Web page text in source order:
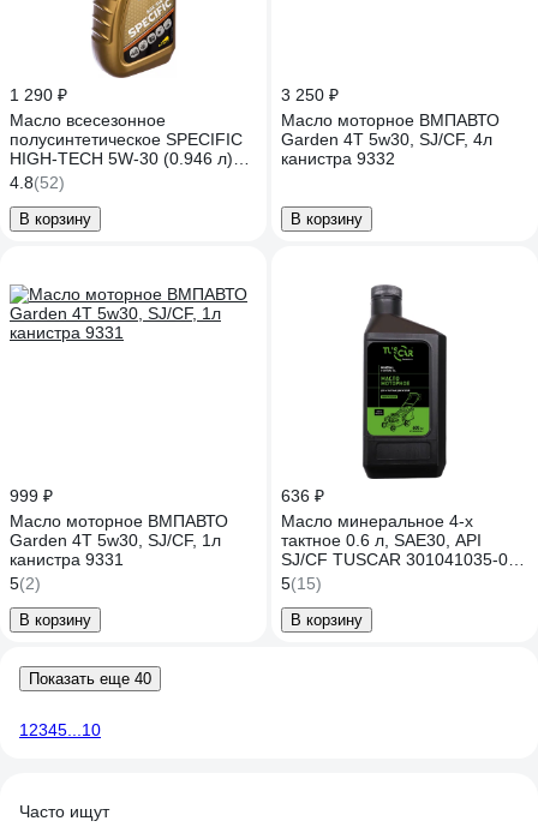
1 290 ₽
Масло всесезонное
полусинтетическое SPECIFIC
HIGH-TECH 5W-30 (0.946 л)
для 4-х тактных двигателей
Patriot 850030595
4.8(52)
В корзину
3 250 ₽
Масло моторное ВМПАВТО
Garden 4Т 5w30, SJ/CF, 4л
канистра 9332
В корзину
999 ₽
Масло моторное ВМПАВТО
Garden 4Т 5w30, SJ/CF, 1л
канистра 9331
5(2)
В корзину
636 ₽
Масло минеральное 4-х
тактное 0.6 л, SAE30, API
SJ/CF TUSCAR 301041035-06-
1
5(15)
В корзину
Показать еще 40
1 2345 10
Часто ищут